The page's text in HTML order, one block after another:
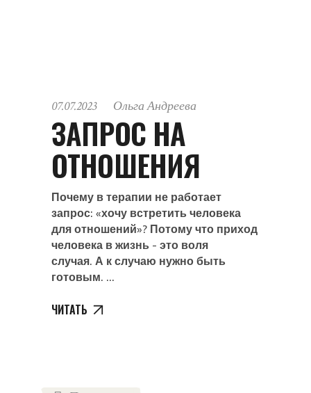
07.07.2023 Ольга Андреева
ЗАПРОС НА
ОТНОШЕНИЯ
Почему в терапии не работает
запрос: «хочу встретить человека
для отношений»? Потому что приход
человека в жизнь - это воля
случая. А к случаю нужно быть
готовым.
ЧИТАТЬ